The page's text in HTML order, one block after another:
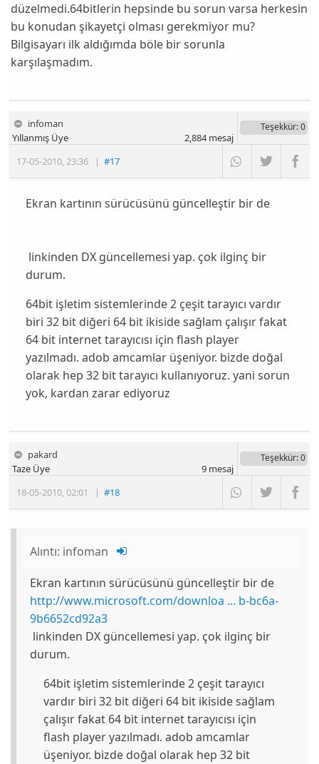
düzelmedi.64bitlerin hepsinde bu sorun varsa herkesin
bu konudan şikayetçi olması gerekmiyor mu?
Bilgisayarı ilk aldığımda böle bir sorunla
karşılaşmadım.
infoman
17-05-2010,23:36 |#17
Yıllanmış Üye
Teşekkür: 0
2,884mesaj
Ekran kartının sürücüsünü güncelleştir bir de
linkinden DX güncellemesi yap. çok ilginç bir
durum.
64bit işletim sistemlerinde 2 çeşit tarayıcı vardır
biri 32 bit diğeri 64 bit ikiside sağlam çalışır fakat
64 bit internet tarayıcısı için flash player
yazılmadı. adob amcamlar üşeniyor. bizde doğal
olarak hep 32 bit tarayıcı kullanıyoruz. yani sorun
yok, kardan zarar ediyoruz
pakard
18-05-2010 ,02:01 |#18
Taze Üye
Teşekkür: 0
9mesaj
Alıntı: infoman
Ekran kartının sürücüsünü güncelleştir bir de
http://www.microsoft.com/downloa ... b-bc6a-
9b6652cd92a3
linkinden DX güncellemesi yap. çok ilginç bir
durum.
64bit işletim sistemlerinde 2 çeşit tarayıcı
vardır biri 32 bit diğeri 64 bit ikiside sağlam
çalışır fakat 64 bit internet tarayıcısı için
flash player yazılmadı. adob amcamlar
üşeniyor. bizde doğal olarak hep 32 bit